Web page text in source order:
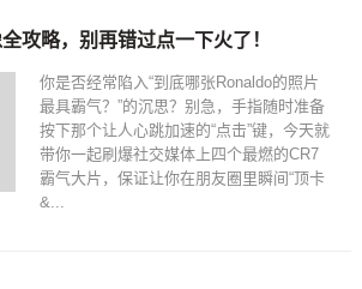
攻略，别再错过点一下火了！
你是否经常陷入“到底哪张Ronaldo的照片
最具霸气？”的沉思？别急，手指随时准备
按下那个让人心跳加速的“点击”键，今天就
带你一起刷爆社交媒体上四个最燃的CR7
霸气大片，保证让你在朋友圈里瞬间“顶卡
&...